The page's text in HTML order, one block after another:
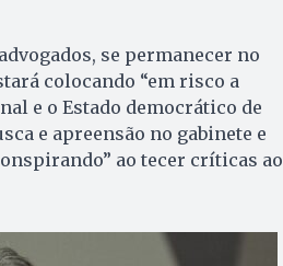
se permanecer no
colocando “em risco a
e o Estado democrático de
e apreensão no gabinete e
ao tecer críticas ao